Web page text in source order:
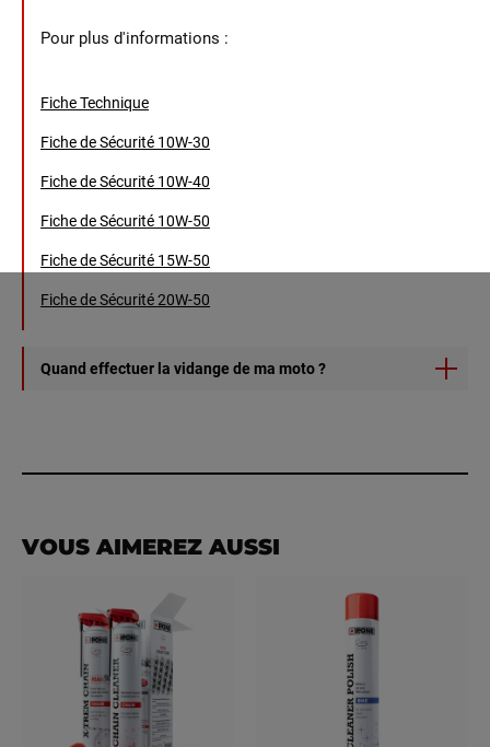
Pour plus d'informations :
Fiche Technique
Fiche de Sécurité 10W-30
Fiche de Sécurité 10W-40
Fiche de Sécurité 10W-50
Fiche de Sécurité 15W-50
Fiche de Sécurité 20W-50
Quand effectuer la vidange de ma moto ?
VOUS AIMEREZ AUSSI